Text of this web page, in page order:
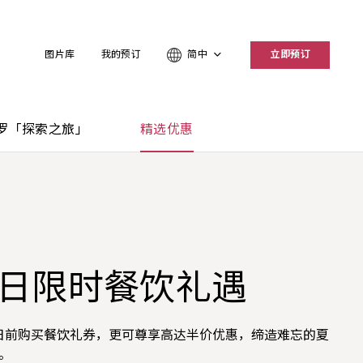
图片库 我的预订 简中 立即预订
「探索之旅」 精选优惠
畅享
可享高达75折的含早餐房价及夏季主题菜单港币118元餐
限时餐饮礼遇
前购买餐饮礼券，更可尊享高达半价优惠，缔造难忘的夏
铁板烧盛宴
逢周日至周二呈献充满仪式感的铁板烧魅力，香气四溢，
·烧烤 | 全日飨宴
精緻亚洲与火烤美馔之间——每道佳餚皆富灵巧心思，尽
受。
时尚闪亮婚宴
计现代型格，展现动感风尚，团队筹划专业灵巧，赋予
定义 — 不论是婚前/单身派对或举办鸡尾酒婚礼，均弥
「亚洲万里通」里